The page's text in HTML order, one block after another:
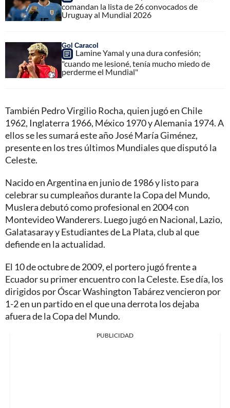
comandan la lista de 26 convocados de
Uruguay al Mundial 2026
Gol Caracol
Lamine Yamal y una dura confesión;
"cuando me lesioné, tenía mucho miedo de
perderme el Mundial"
También Pedro Virgilio Rocha, quien jugó en Chile
1962, Inglaterra 1966, México 1970 y Alemania 1974. A
ellos se les sumará este año José María Giménez,
presente en los tres últimos Mundiales que disputó la
Celeste.
Nacido en Argentina en junio de 1986 y listo para
celebrar su cumpleaños durante la Copa del Mundo,
Muslera debutó como profesional en 2004 con
Montevideo Wanderers. Luego jugó en Nacional, Lazio,
Galatasaray y Estudiantes de La Plata, club al que
defiende en la actualidad.
El 10 de octubre de 2009, el portero jugó frente a
Ecuador su primer encuentro con la Celeste. Ese día, los
dirigidos por Óscar Washington Tabárez vencieron por
1-2 en un partido en el que una derrota los dejaba
afuera de la Copa del Mundo.
PUBLICIDAD